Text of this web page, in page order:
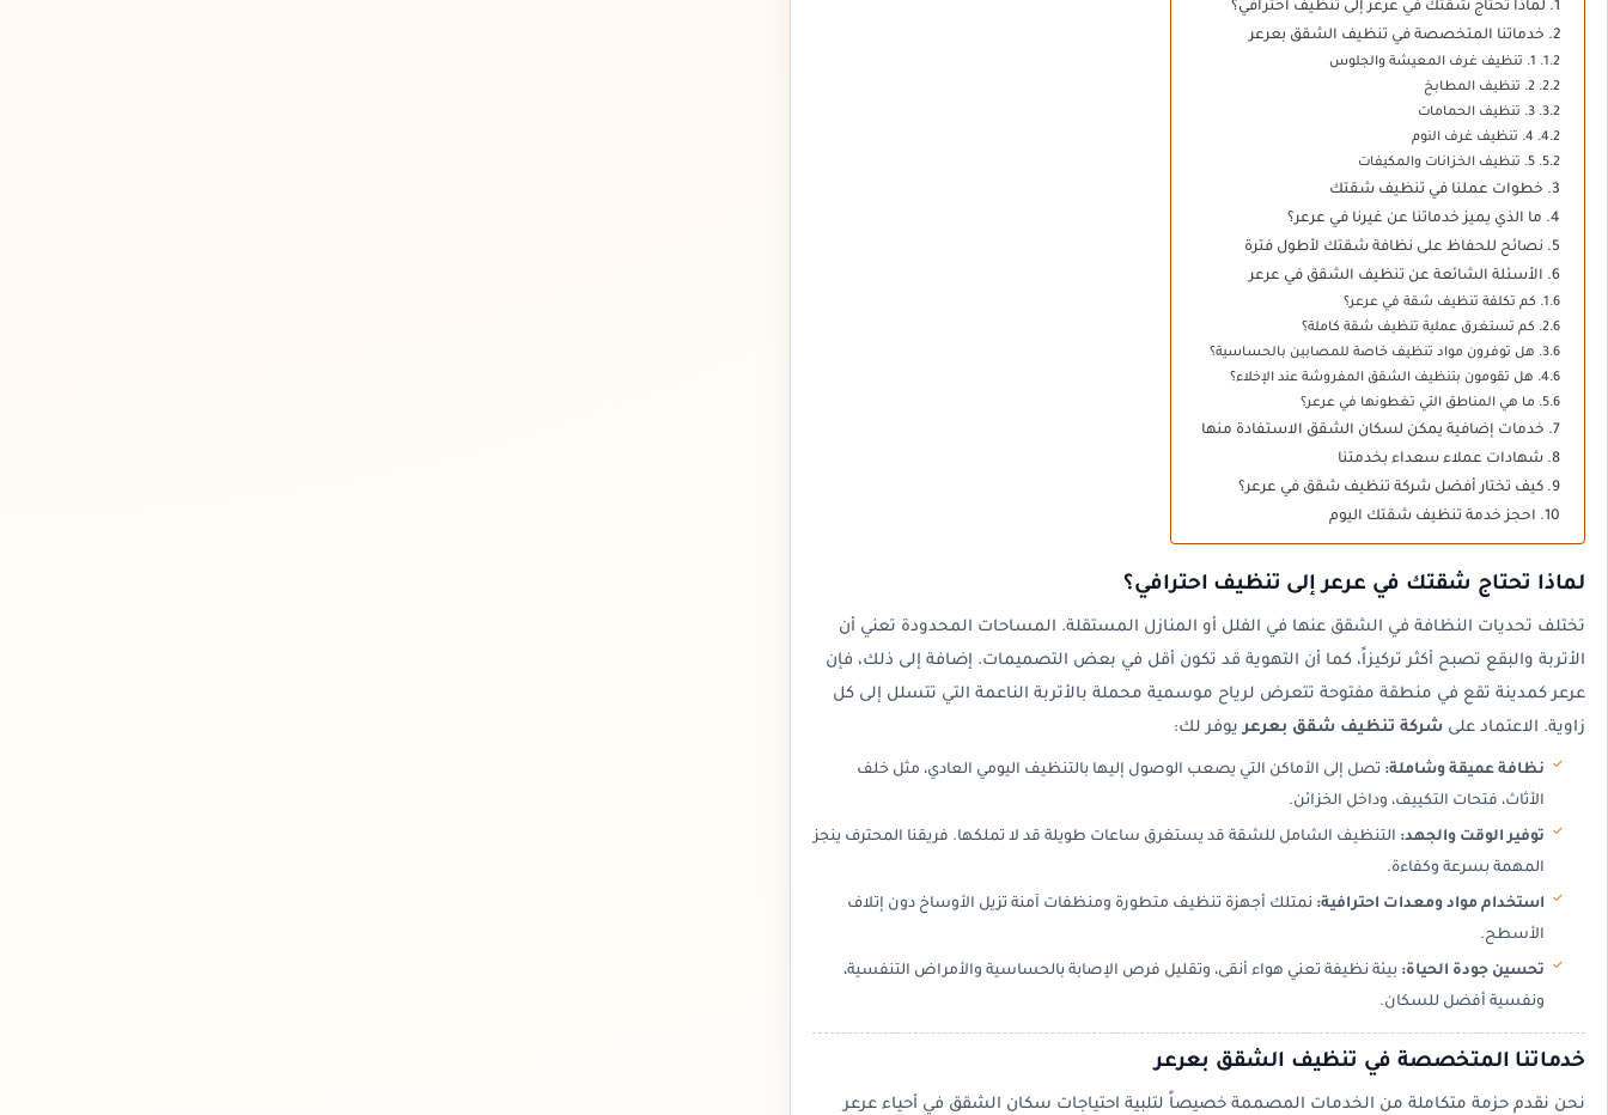
لماذا تحتاج شقتك في عرعر إلى تنظيف احترافي؟
خدماتنا المتخصصة في تنظيف الشقق بعرعر
1. تنظيف غرف المعيشة والجلوس
2. تنظيف المطابخ
3. تنظيف الحمامات
4. تنظيف غرف النوم
5. تنظيف الخزانات والمكيفات
خطوات عملنا في تنظيف شقتك
ما الذي يميز خدماتنا عن غيرنا في عرعر؟
نصائح للحفاظ على نظافة شقتك لأطول فترة
الأسئلة الشائعة عن تنظيف الشقق في عرعر
كم تكلفة تنظيف شقة في عرعر؟
كم تستغرق عملية تنظيف شقة كاملة؟
هل توفرون مواد تنظيف خاصة للمصابين بالحساسية؟
هل تقومون بتنظيف الشقق المفروشة عند الإخلاء؟
ما هي المناطق التي تغطونها في عرعر؟
خدمات إضافية يمكن لسكان الشقق الاستفادة منها
شهادات عملاء سعداء بخدمتنا
كيف تختار أفضل شركة تنظيف شقق في عرعر؟
احجز خدمة تنظيف شقتك اليوم
لماذا تحتاج شقتك في عرعر إلى تنظيف احترافي؟
تختلف تحديات النظافة في الشقق عنها في الفلل أو المنازل المستقلة. المساحات المحدودة تعني أن
الأتربة والبقع تصبح أكثر تركيزاً، كما أن التهوية قد تكون أقل في بعض التصميمات. إضافة إلى ذلك، فإن
عرعر كمدينة تقع في منطقة مفتوحة تتعرض لرياح موسمية محملة بالأتربة الناعمة التي تتسلل إلى كل
زاوية. الاعتماد على شركة تنظيف شقق بعرعر يوفر لك:
نظافة عميقة وشاملة: تصل إلى الأماكن التي يصعب الوصول إليها بالتنظيف اليومي العادي، مثل خلف
الأثاث، فتحات التكييف، وداخل الخزائن.
توفير الوقت والجهد: التنظيف الشامل للشقة قد يستغرق ساعات طويلة قد لا تملكها. فريقنا المحترف ينجز
المهمة بسرعة وكفاءة.
استخدام مواد ومعدات احترافية: نمتلك أجهزة تنظيف متطورة ومنظفات آمنة تزيل الأوساخ دون إتلاف
الأسطح.
تحسين جودة الحياة: بيئة نظيفة تعني هواء أنقى، وتقليل فرص الإصابة بالحساسية والأمراض التنفسية،
ونفسية أفضل للسكان.
خدماتنا المتخصصة في تنظيف الشقق بعرعر
نحن نقدم حزمة متكاملة من الخدمات المصممة خصيصاً لتلبية احتياجات سكان الشقق في أحياء عرعر